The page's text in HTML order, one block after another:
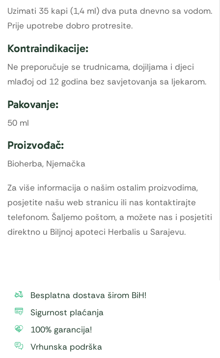
Uzimati 35 kapi (1,4 ml) dva puta dnevno sa vodom.
Prije upotrebe dobro protresite.
Kontraindikacije:
Ne preporučuje se trudnicama, dojiljama i djeci
mlađoj od 12 godina bez savjetovanja sa ljekarom.
Pakovanje:
50 ml
Proizvođač:
Bioherba, Njemačka
Za više informacija o našim ostalim proizvodima,
posjetite našu web stranicu ili nas kontaktirajte
telefonom. Šaljemo poštom, a možete nas i posjetiti
direktno u Biljnoj apoteci Herbalis u Sarajevu.
Besplatna dostava širom BiH!
Sigurnost plaćanja
100% garancija!
Vrhunska podrška